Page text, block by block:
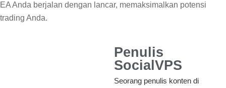
EA Anda berjalan dengan lancar, memaksimalkan potensi
trading Anda.
Penulis
SocialVPS
Seorang penulis konten di